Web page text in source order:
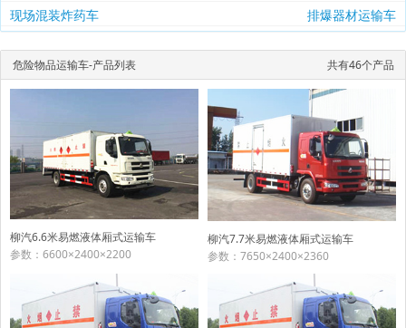
现场混装炸药车
排爆器材运输车
危险物品运输车-产品列表 共有46个产品
柳汽6.6米易燃液体厢式运输车
参数：6600×2400×2200
柳汽7.7米易燃液体厢式运输车
参数：7650×2400×2360